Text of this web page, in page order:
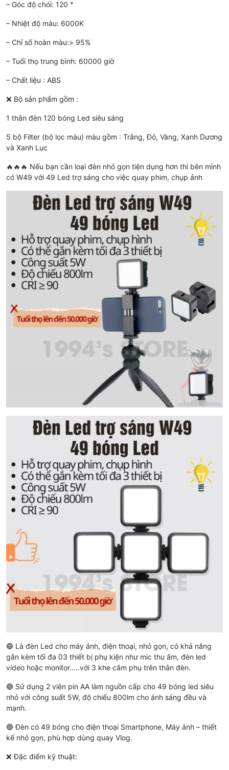
– Góc độ chói: 120 °
– Nhiệt độ màu: 6000K
– Chỉ số hoàn màu:> 95%
– Tuổi thọ trung bình: 60000 giờ
– Chất liệu : ABS
❌ Bộ sản phẩm gồm :
1 thân đèn 120 bóng Led siêu sáng
5 bộ Filter (bộ lọc màu) màu gồm : Trắng, Đỏ, Vàng, Xanh Dương
và Xanh Lục
🔥🔥🔥 Nếu bạn cần loại đèn nhỏ gọn tiện dụng hơn thì bên mình
có W49 với 49 Led trợ sáng cho việc quay phim, chụp ảnh
🔵 Là đèn Led cho máy ảnh, điện thoại, nhỏ gọn, có khả năng
gắn kèm tối đa 03 thiết bị phụ kiện như mic thu âm, đèn led
video hoặc monitor…..với 3 khe cắm phụ trên thân đèn.
🔵 Sử dụng 2 viên pin AA làm nguồn cấp cho 49 bóng led siêu
nhỏ với công suất 5W, độ chiếu 800lm cho ánh sáng đều và
mạnh.
🔵 Đèn có 49 bóng cho điện thoại Smartphone, Máy ảnh – thiết
kế nhỏ gọn, phù hợp dùng quay Vlog.
❌ Đặc điểm kỹ thuật: